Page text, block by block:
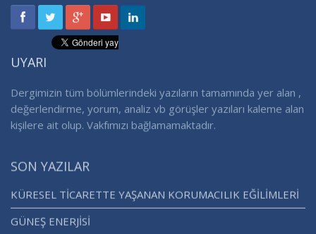
UYARI
Dergimizin tüm bölümlerindeki yazıların tamamında yer alan ,
değerlendirme, yorum, analiz vb görüşler yazıları kaleme alan
kişilere ait olup. Vakfımızı bağlamamaktadır.
SON YAZILAR
KÜRESEL TİCARETTE YAŞANAN KORUMACILIK EĞİLİMLERİ
GÜNEŞ ENERJİSİ